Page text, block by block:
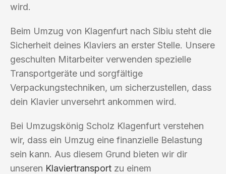
wird.
Beim Umzug von Klagenfurt nach Sibiu steht die
Sicherheit deines Klaviers an erster Stelle. Unsere
geschulten Mitarbeiter verwenden spezielle
Transportgeräte und sorgfältige
Verpackungstechniken, um sicherzustellen, dass
dein Klavier unversehrt ankommen wird.
Bei Umzugskönig Scholz Klagenfurt verstehen
wir, dass ein Umzug eine finanzielle Belastung
sein kann. Aus diesem Grund bieten wir dir
unseren Klaviertransport zu einem